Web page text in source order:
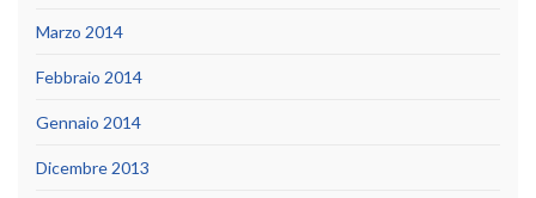
Marzo 2014
Febbraio 2014
Gennaio 2014
Dicembre 2013